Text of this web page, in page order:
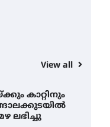
View all
കാറ്റിനും
മഴ ലഭിച്ചു